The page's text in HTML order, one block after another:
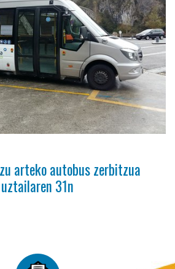
arteko autobus zerbitzua
31n